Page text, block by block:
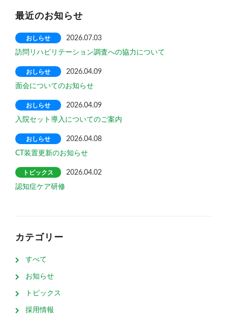
最近のお知らせ
おしらせ
2026.07.03
訪問リハビリテーション調査への協力について
おしらせ
2026.04.09
面会についてのお知らせ
おしらせ
2026.04.09
入院セット導入についてのご案内
おしらせ
2026.04.08
CT装置更新のお知らせ
トピックス
2026.04.02
認知症ケア研修
カテゴリー
すべて
お知らせ
トピックス
採用情報